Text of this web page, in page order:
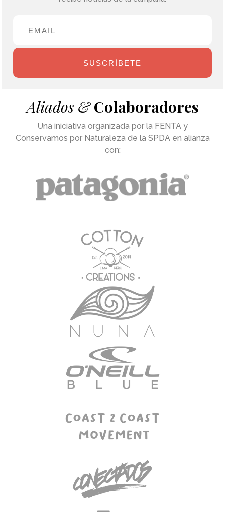
SUSCRÍBETE
Aliados & Colaboradores
Una iniciativa organizada por la FENTA y
Conservamos por Naturaleza de la SPDA en alianza
con: